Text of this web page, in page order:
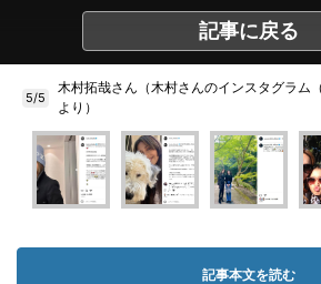
記事に戻る
5/5
木村拓哉さん（木村さんのインスタグラム
より）
記事本文を読む